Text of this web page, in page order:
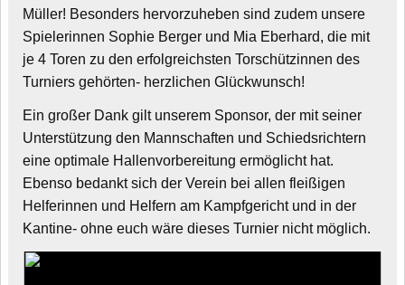
Müller! Besonders hervorzuheben sind zudem unsere
Spielerinnen Sophie Berger und Mia Eberhard, die mit
je 4 Toren zu den erfolgreichsten Torschützinnen des
Turniers gehörten- herzlichen Glückwunsch!
Ein großer Dank gilt unserem Sponsor, der mit seiner
Unterstützung den Mannschaften und Schiedsrichtern
eine optimale Hallenvorbereitung ermöglicht hat.
Ebenso bedankt sich der Verein bei allen fleißigen
Helferinnen und Helfern am Kampfgericht und in der
Kantine- ohne euch wäre dieses Turnier nicht möglich.